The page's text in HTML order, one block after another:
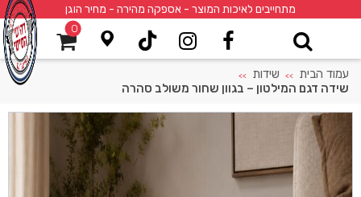
מתחייבים לאיכות המוצר - אספקה מהירה - מחיר הוגן
0
עמוד הבית >> שידות >>
שידה דגם המילטון – בגוון שחור משולב סהרה